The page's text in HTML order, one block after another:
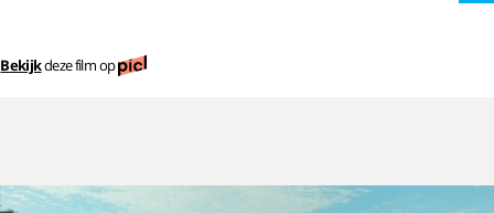
Bekijkdeze film op